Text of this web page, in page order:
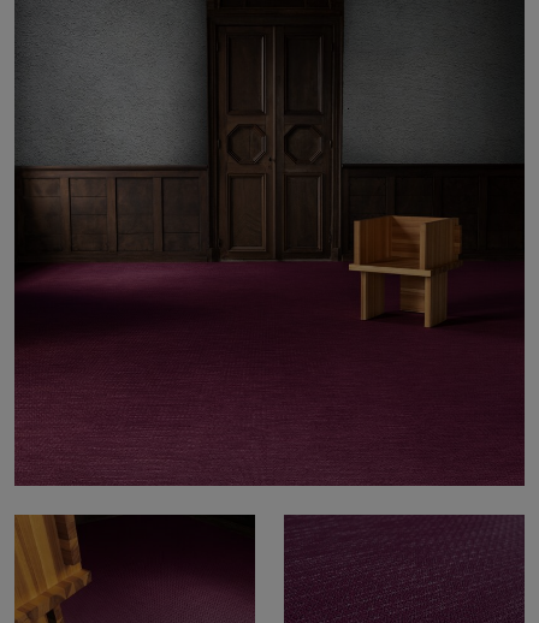
Pattern Tile Tool
Image & Material Bank
Choisir une langue